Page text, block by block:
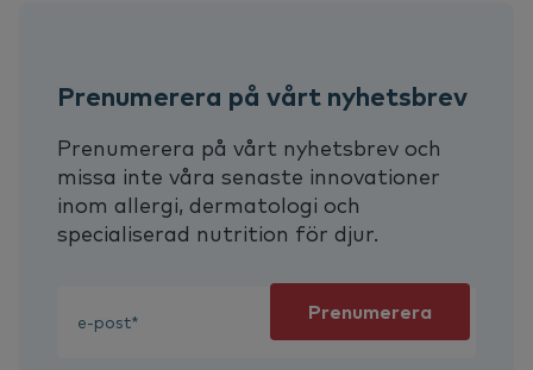
Prenumerera på vårt nyhetsbrev
Prenumerera på vårt nyhetsbrev och
missa inte våra senaste innovationer
inom allergi, dermatologi och
specialiserad nutrition för djur.